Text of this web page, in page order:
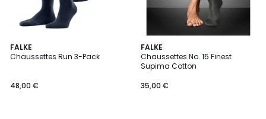
FALKE
Chaussettes Run 3-Pack
48,00 €
3
Couleurs
FALKE
Chaussettes No. 15 Finest
Supima Cotton
35,00 €